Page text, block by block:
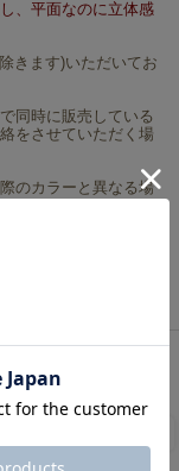
、平面なのに立体感
きます)いただいてお
同時に販売している
をさせていただく場
のカラーと異なる場
柄（2009秋冬～）>2025年
the Studio》3635221-